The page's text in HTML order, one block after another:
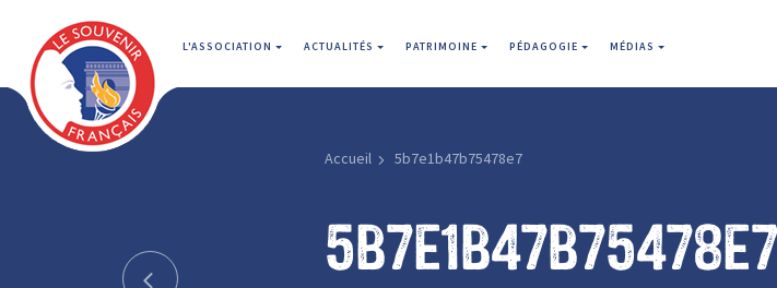
L'ASSOCIATION ACTUALITÉS PATRIMOINE PÉDAGOGIE MÉDIAS
Accueil 5b7e1b47b75478e7
5b7e1b47b75478e7